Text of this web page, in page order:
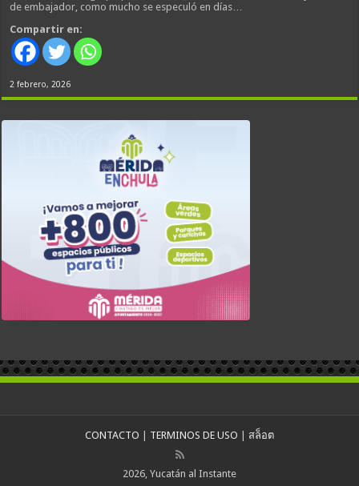
de embajador, como mucho se especuló en días…
Compartir en:
2 febrero, 2026
CONTACTO TERMINOS DE USO สล็อต
2026, Yucatán al Instante